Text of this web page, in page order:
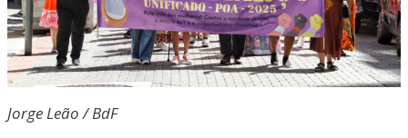
Jorge Leão / BdF